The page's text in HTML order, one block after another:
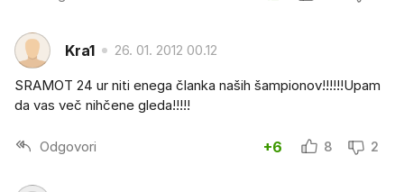
Kra1 26. 01. 2012 00.12
SRAMOT 24 ur niti enega članka naših šampionov!!!!!!Upam
da vas več nihčene gleda!!!!!
Odgovori +6 8 2